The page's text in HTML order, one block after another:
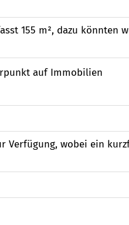
155 m², dazu könnten
auf Immobilien
Verfügung, wobei ein